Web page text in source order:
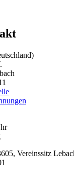
Vereinssitz